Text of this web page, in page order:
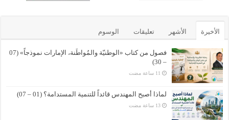
الأخيرة الأشهر تعليقات الوسوم
فصول من كتاب «الوطنيّة والمُواطَنة، الإمارات نموذجاً» (07
– 30)
لماذا أصبح المهندس قائداً للتنمية المستدامة؟ (01 – 07)